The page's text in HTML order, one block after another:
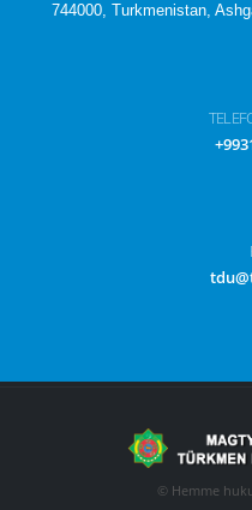
744000, Turkmenistan,
© Hemme